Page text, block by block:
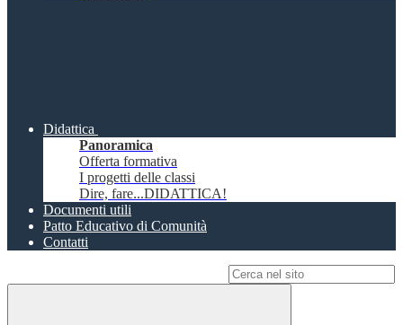
Didattica
Panoramica
Offerta formativa
I progetti delle classi
Dire, fare...DIDATTICA!
Documenti utili
Patto Educativo di Comunità
Contatti